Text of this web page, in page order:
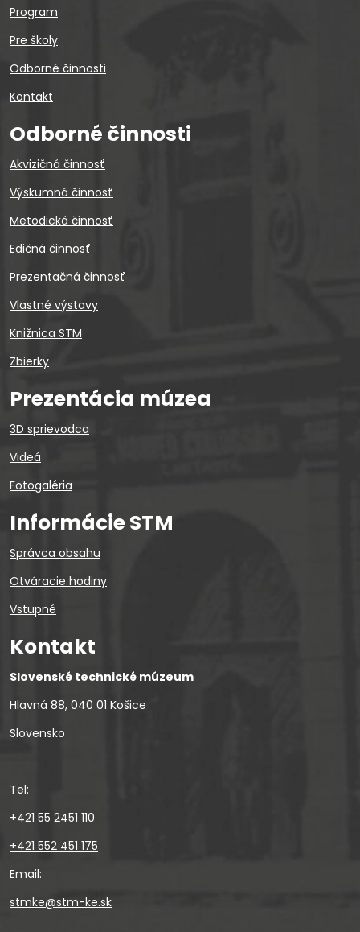
Program
Pre školy
Odborné činnosti
Kontakt
Odborné činnosti
Akvizičná činnosť
Výskumná činnosť
Metodická činnosť
Edičná činnosť
Prezentačná činnosť
Vlastné výstavy
Knižnica STM
Zbierky
Prezentácia múzea
3D sprievodca
Videá
Fotogaléria
Informácie STM
Správca obsahu
Otváracie hodiny
Vstupné
Kontakt
Slovenské technické múzeum
Hlavná 88, 040 01 Košice
Slovensko
Tel:
+421 55 2451 110
+421 552 451 175
Email:
stmke@stm-ke.sk